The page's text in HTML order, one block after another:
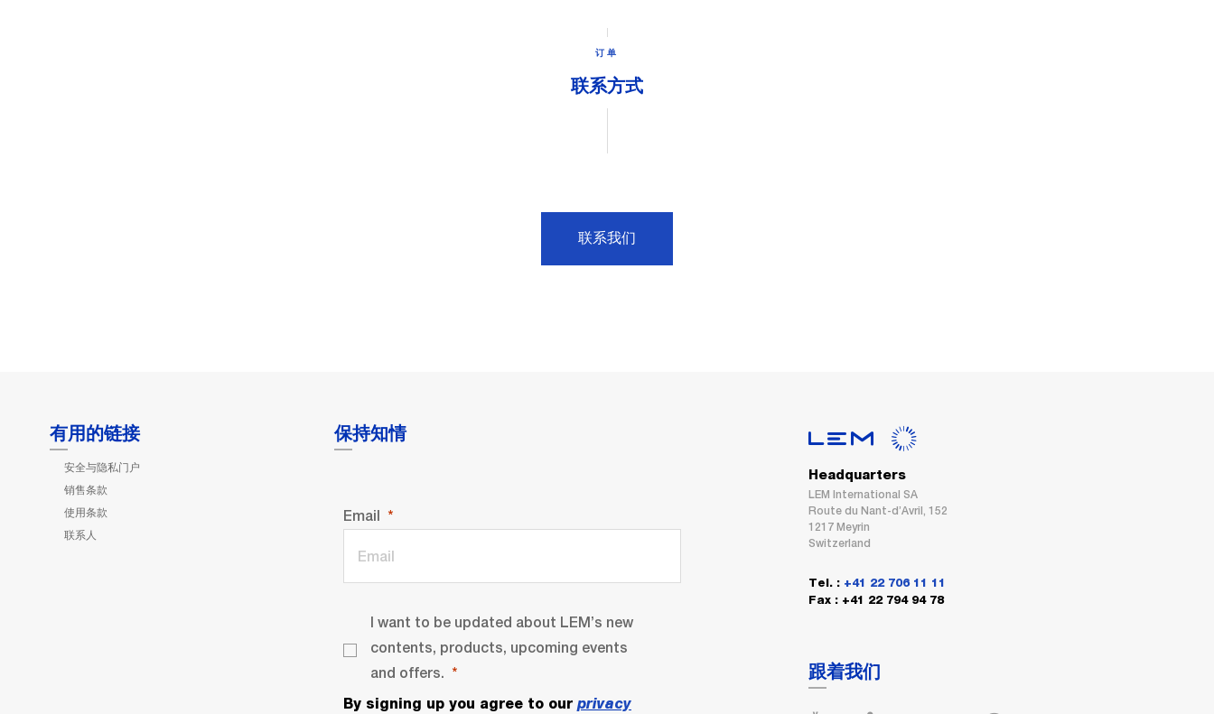
订单
联系方式
联系我们
有用的链接
安全与隐私门户
销售条款
使用条款
联系人
保持知情
Email
I want to be updated about LEM’s new
contents, products, upcoming events
and offers.
By signing up you agree to our privacy
Headquarters
LEM International SA
Route du Nant-d’Avril, 152
1217 Meyrin
Switzerland
Tel. : +41 22 706 11 11
Fax : +41 22 794 94 78
跟着我们